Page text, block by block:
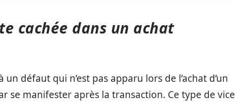
cachée dans un achat
défaut qui n’est pas apparu lors de l’achat d’un
se manifester après la transaction. Ce type de vice